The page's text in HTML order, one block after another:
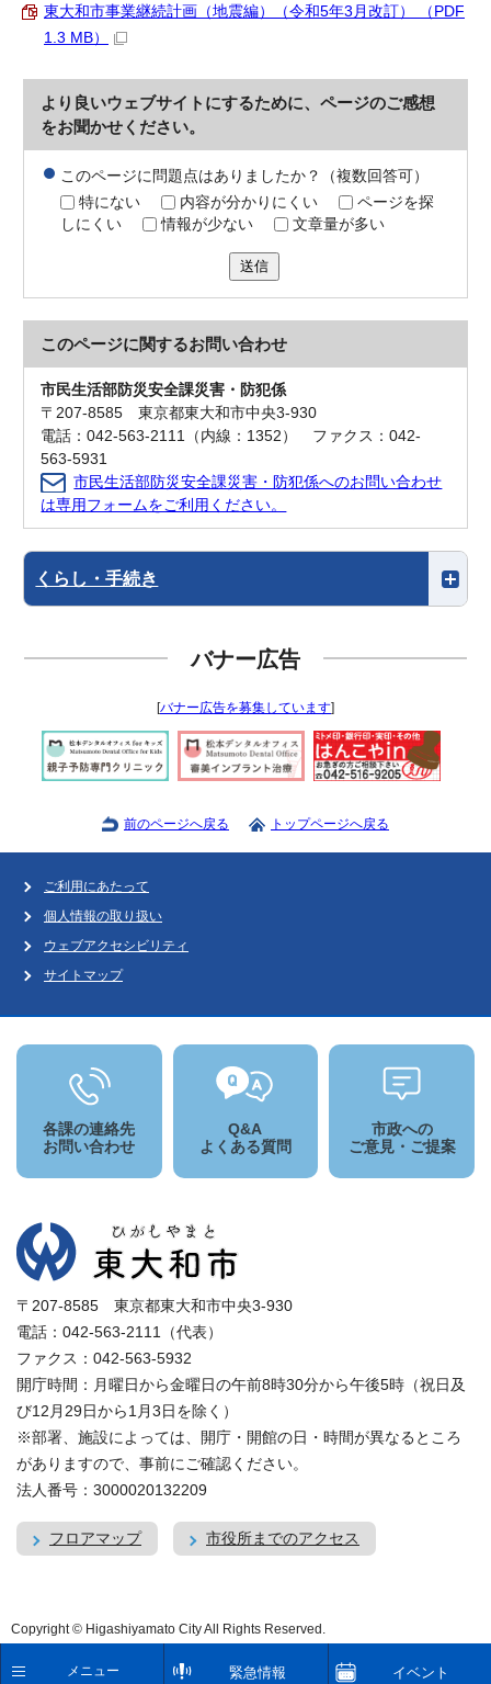
東大和市事業継続計画（地震編）（令和5年3月改訂） （PDF
1.3 MB）
より良いウェブサイトにするために、ページのご感想
をお聞かせください。
このページに問題点はありましたか？（複数回答可）
特にない
内容が分かりにくい
ページを探
しにくい
情報が少ない 文章量が多い
送信
このページに関するお問い合わせ
市民生活部防災安全課災害・防犯係
〒207-8585 東京都東大和市中央3-930
電話：042-563-2111（内線：1352） ファクス：042-
563-5931
市民生活部防災安全課災害・防犯係へのお問い合わせ
は専用フォームをご利用ください。
くらし・手続き
バナー広告
[バナー広告を募集しています]
前のページへ戻る トップページへ戻る
ご利用にあたって
個人情報の取り扱い
ウェブアクセシビリティ
サイトマップ
各課の連絡先
お問い合わせ
Q&A
よくある質問
市政への
ご意見・ご提案
〒207-8585 東京都東大和市中央3-930
電話：042-563-2111（代表）
ファクス：042-563-5932
開庁時間：月曜日から金曜日の午前8時30分から午後5時（祝日及
び12月29日から1月3日を除く）
※部署、施設によっては、開庁・開館の日・時間が異なるところ
がありますので、事前にご確認ください。
法人番号：3000020132209
フロアマップ 市役所までのアクセス
Copyright © Higashiyamato City All Rights Reserved.
メニュー 緊急情報 イベント